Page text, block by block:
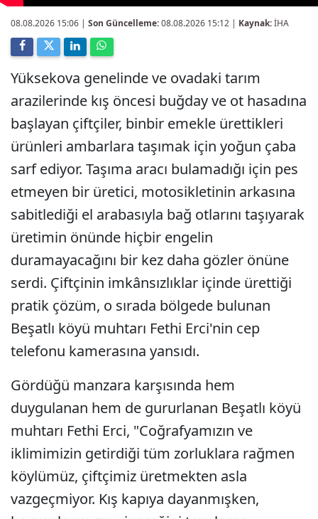
08.08.2026 15:06 | Son Güncelleme:08.08.2026 15:12 | Kaynak:İHA
Yüksekova genelinde ve ovadaki tarım
arazilerinde kış öncesi buğday ve ot hasadına
başlayan çiftçiler, binbir emekle ürettikleri
ürünleri ambarlara taşımak için yoğun çaba
sarf ediyor. Taşıma aracı bulamadığı için pes
etmeyen bir üretici, motosikletinin arkasına
sabitlediği el arabasıyla bağ otlarını taşıyarak
üretimin önünde hiçbir engelin
duramayacağını bir kez daha gözler önüne
serdi. Çiftçinin imkânsızlıklar içinde ürettiği
pratik çözüm, o sırada bölgede bulunan
Beşatlı köyü muhtarı Fethi Erci'nin cep
telefonu kamerasına yansıdı.
Gördüğü manzara karşısında hem
duygulanan hem de gururlanan Beşatlı köyü
muhtarı Fethi Erci, "Coğrafyamızın ve
iklimimizin getirdiği tüm zorluklara rağmen
köylümüz, çiftçimiz üretmekten asla
vazgeçmiyor. Kış kapıya dayanmışken,